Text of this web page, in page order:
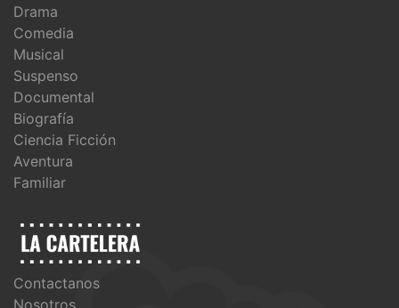
Drama
Comedia
Musical
Suspenso
Documental
Biografía
Ciencia Ficción
Aventura
Familiar
Contactanos
Nosotros